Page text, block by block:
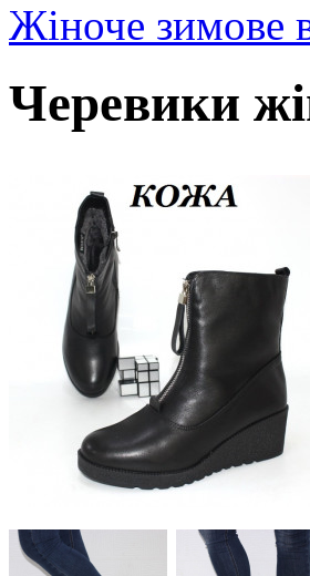
Жіноче зимове
Черевики